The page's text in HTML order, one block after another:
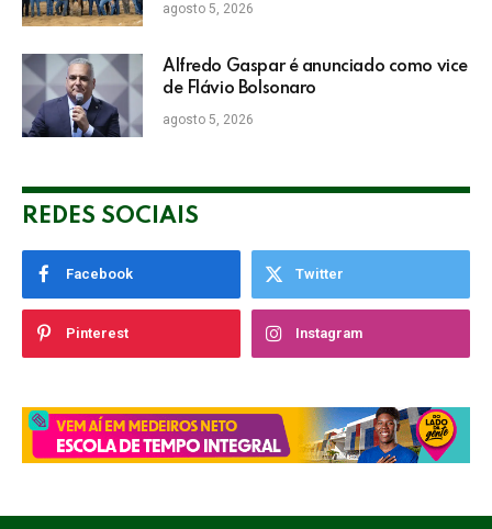
agosto 5, 2026
Alfredo Gaspar é anunciado como vice
de Flávio Bolsonaro
agosto 5, 2026
REDES SOCIAIS
Facebook Twitter
Pinterest Instagram